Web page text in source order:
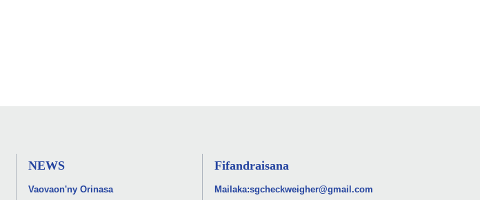
NEWS
Vaovaon'ny Orinasa
Fifandraisana
Mailaka:sgcheckweigher@gmail.com